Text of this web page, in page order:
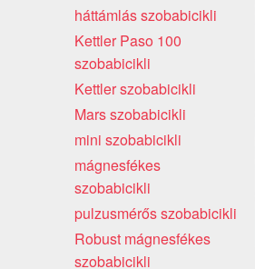
háttámlás szobabicikli
Kettler Paso 100
szobabicikli
Kettler szobabicikli
Mars szobabicikli
mini szobabicikli
mágnesfékes
szobabicikli
pulzusmérős szobabicikli
Robust mágnesfékes
szobabicikli